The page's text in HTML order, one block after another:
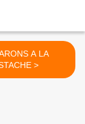
A LA
PISTACHE >